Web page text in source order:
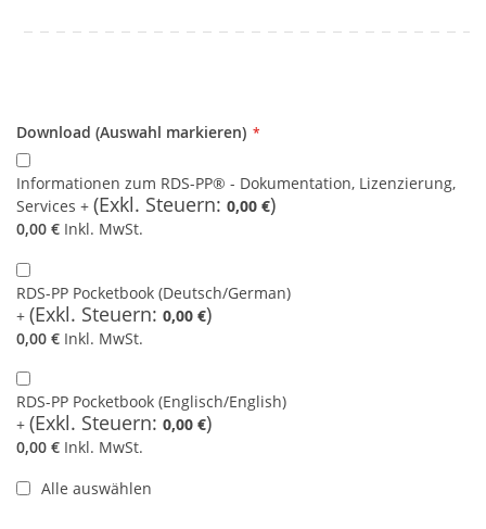
(Auswahl
markieren)
Download (Auswahl markieren)
Informationen zum RDS-PP® - Dokumentation, Lizenzierung,
Services
0,00 €
0,00 € Inkl. MwSt.
RDS-PP Pocketbook (Deutsch/German)
0,00 €
0,00 € Inkl. MwSt.
RDS-PP Pocketbook (Englisch/English)
0,00 €
0,00 € Inkl. MwSt.
Alle auswählen